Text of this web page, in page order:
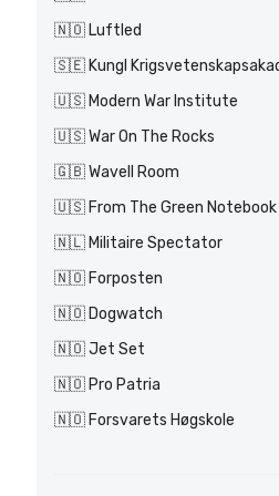
🇳🇴 Luftled
🇸🇪 Kungl
🇺🇸 Modern War Institute
🇺🇸 War On The Rocks
🇬🇧 Wavell Room
🇺🇸 From The Green Notebook
🇳🇱 Militaire Spectator
🇳🇴 Forposten
🇳🇴 Dogwatch
🇳🇴 Jet Set
🇳🇴 Pro Patria
🇳🇴 Forsvarets Høgskole